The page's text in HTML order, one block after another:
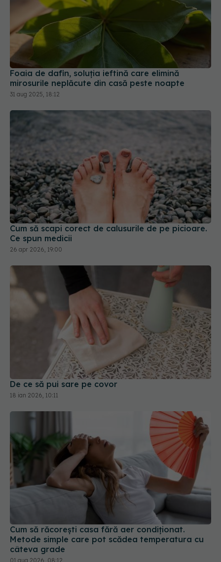
Foaia de dafin, soluția ieftină care elimină
mirosurile neplăcute din casă peste noapte
31 aug 2025, 18:12
Cum să scapi corect de calusurile de pe picioare.
Ce spun medicii
26 apr 2026, 19:00
De ce să pui sare pe covor
18 ian 2026, 10:11
Cum să răcorești casa fără aer condiționat.
Metode simple care pot scădea temperatura cu
câteva grade
01 aug 2026, 08:12